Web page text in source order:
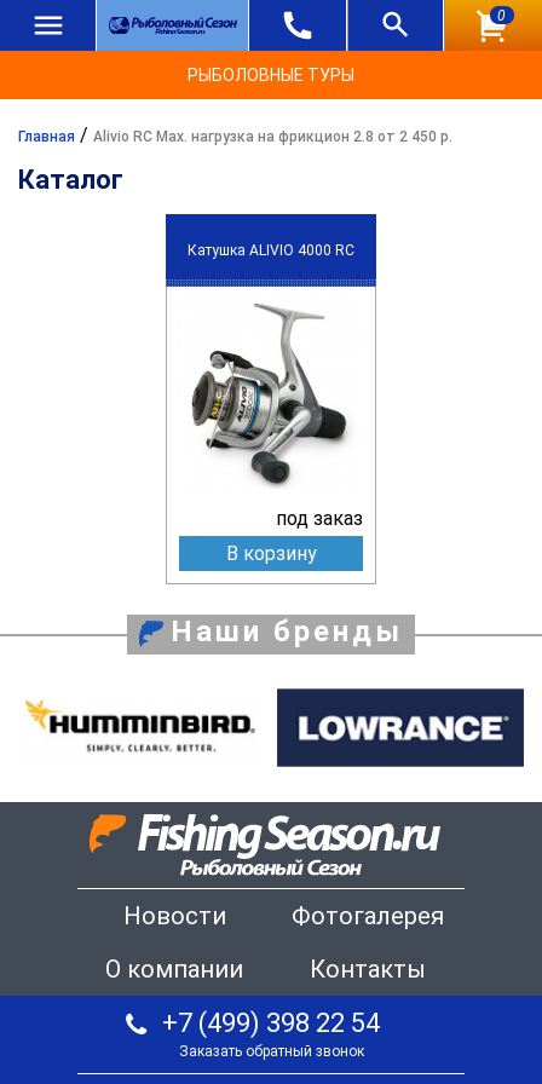
0
РЫБОЛОВНЫЕ ТУРЫ
Главная / Alivio RC Max. нагрузка на фрикцион 2.8 от 2 450 р.
Каталог
Катушка ALIVIO 4000 RC
под заказ
В корзину
Наши бренды
Новости
Фотогалерея
О компании
Контакты
+7 (499) 398 22 54
Заказать обратный звонок